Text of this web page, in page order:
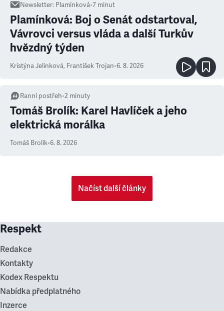
Newsletter: Plamínková•7 minut
Plamínková: Boj o Senát odstartoval,
Vávrovci versus vláda a další Turkův
hvězdný týden
Kristýna Jelínková, František Trojan•6. 8. 2026
Ranní postřeh•2 minuty
Tomáš Brolík: Karel Havlíček a jeho
elektrická morálka
Tomáš Brolík•6. 8. 2026
Načíst další články
Respekt
Redakce
Kontakty
Kodex Respektu
Nabídka předplatného
Inzerce